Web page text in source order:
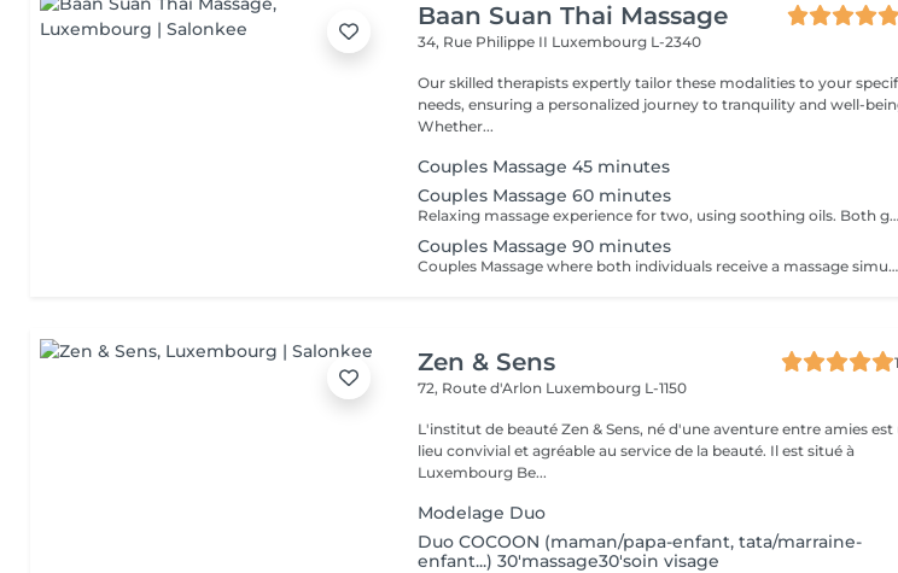
Baan Suan Thai Massage
34, Rue Philippe II Luxembourg L-2340
Our skilled therapists expertly tailor these modalities to your
needs, ensuring a personalized journey to tranquility and well-
Whether...
Couples Massage 45 minutes
Couples Massage 60 minutes
Relaxing massage experience for two, using soothing oils. Both guests receive simultaneous treatments in a shared room, focusing on stress relief & comfort. *Price listed is per guest*
Couples Massage 90 minutes
Couples Massage where both individuals receive a massage simultaneously in the same room. This service is focused on relaxation and stress relief for couples. It's a practical way for partners to enjoy a massage experience together. 130 EUR per guest
Zen & Sens
72, Route d'Arlon Luxembourg L-1150
L'institut de beauté Zen & Sens, né d'une aventure entre amies est
lieu convivial et agréable au service de la beauté. Il est situé à
Luxembourg Be...
Modelage Duo
Duo COCOON (maman/papa-enfant, tata/marraine-
enfant...) 30'massage30'soin visage